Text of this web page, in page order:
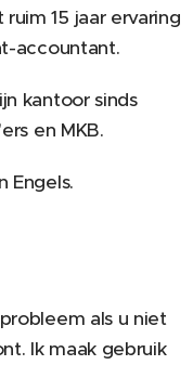
15 jaar ervaring
accountant.
kantoor sinds
en MKB.
Engels.
als u niet
Ik maak gebruik